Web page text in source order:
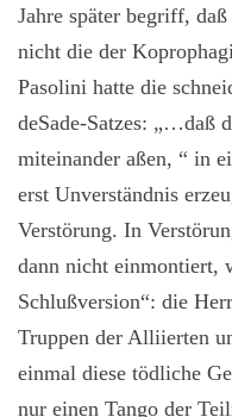
Jahre später begriff,
nicht die der
Pasolini hatte die
deSade-Satzes: „…daß
miteinander aßen, “ in
erst Unverständnis
Verstörung. In
dann nicht einmontiert,
Schlußversion“: die
Truppen der Alliierten
einmal diese tödliche
nur einen Tango der